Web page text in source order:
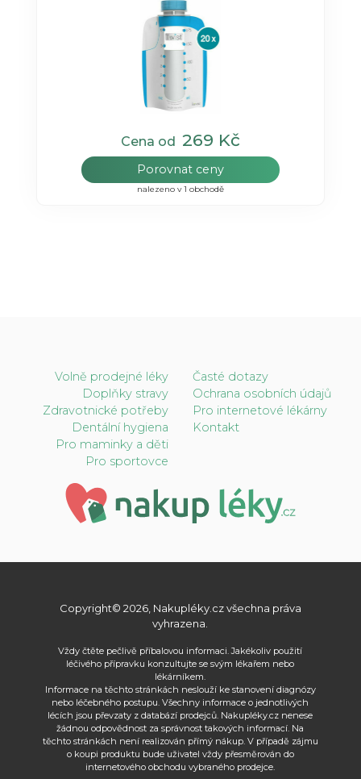
Cena od 269 Kč
Porovnat ceny
nalezeno v 1 obchodě
Volně prodejné léky
Doplňky stravy
Zdravotnické potřeby
Dentální hygiena
Pro maminky a děti
Pro sportovce
Časté dotazy
Ochrana osobních údajů
Pro internetové lékárny
Kontakt
Copyright© 2026, Nakupléky.cz všechna práva
vyhrazena.
Vždy čtěte pečlivě příbalovou informaci. Jakékoliv použití
léčivého přípravku konzultujte se svým lékařem nebo
lékárníkem.
Informace na těchto stránkách neslouží ke stanovení diagnózy
nebo léčebného postupu. Všechny informace o jednotlivých
lécích jsou převzaty z databází prodejců. Nakupléky.cz nenese
žádnou odpovědnost za správnost takových informací. Na
těchto stránkách není realizován přímý nákup. V případě zájmu
o koupi produktu bude uživatel vždy přesměrován do
internetového obchodu vybraného prodejce.